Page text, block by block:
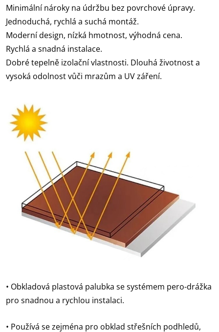
Minimální nároky na údržbu bez povrchové úpravy.
Jednoduchá, rychlá a suchá montáž.
Moderní design, nízká hmotnost, výhodná cena.
Rychlá a snadná instalace.
Dobré tepelně izolační vlastnosti. Dlouhá životnost a
vysoká odolnost vůči mrazům a UV záření.
• Obkladová plastová palubka se systémem pero-drážka
pro snadnou a rychlou instalaci.
• Používá se zejména pro obklad střešních podhledů,